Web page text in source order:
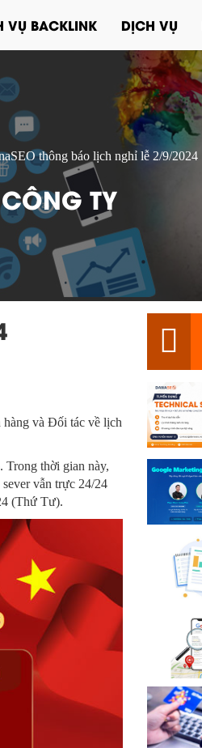
VỤ BACKLINK DỊCH VỤ
thông báo lịch nghỉ lễ 2/9/2024
TY
hàng và Đối tác về lịch
Trong thời gian này,
vẫn trực 24/24
(Thứ Tư).